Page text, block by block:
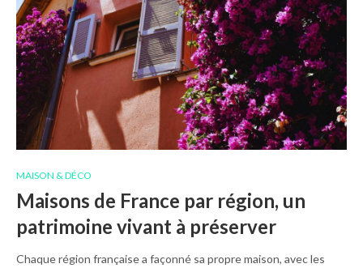
MAISON & DÉCO
Maisons de France par région, un
patrimoine vivant à préserver
Chaque région française a façonné sa propre maison, avec les